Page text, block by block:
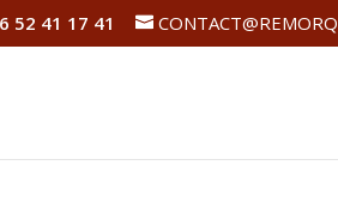
52 41 17 41